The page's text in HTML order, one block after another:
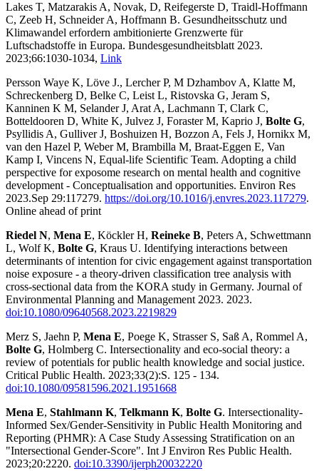
Lakes T, Matzarakis A, Novak, D, Reifegerste D, Traidl-Hoffmann
C, Zeeb H, Schneider A, Hoffmann B. Gesundheitsschutz und
Klimawandel erfordern ambitionierte Grenzwerte für
Luftschadstoffe in Europa. Bundesgesundheitsblatt 2023.
2023;66:1030-1034, Link
Persson Waye K, Löve J., Lercher P, M Dzhambov A, Klatte M,
Schreckenberg D, Belke C, Leist L, Ristovska G, Jeram S,
Kanninen K M, Selander J, Arat A, Lachmann T, Clark C,
Botteldooren D, White K, Julvez J, Foraster M, Kaprio J, Bolte G,
Psyllidis A, Gulliver J, Boshuizen H, Bozzon A, Fels J, Hornikx M,
van den Hazel P, Weber M, Brambilla M, Braat-Eggen E, Van
Kamp I, Vincens N, Equal-life Scientific Team. Adopting a child
perspective for exposome research on mental health and cognitive
development - Conceptualisation and opportunities. Environ Res
2023.Sep 29:117279. https://doi.org/10.1016/j.envres.2023.117279.
Online ahead of print
Riedel N, Mena E, Köckler H, Reineke B, Peters A, Schwettmann
L, Wolf K, Bolte G, Kraus U. Identifying interactions between
determinants of intention for civic engagement against transportation
noise exposure - a theory-driven classification tree analysis with
cross-sectional data from the KORA study in Germany. Journal of
Environmental Planning and Management 2023. 2023.
doi:10.1080/09640568.2023.2219829
Merz S, Jaehn P, Mena E, Poege K, Strasser S, Saß A, Rommel A,
Bolte G, Holmberg C. Intersectionality and eco-social theory: a
review of potentials for public health knowledge and social justice.
Critical Public Health. 2023;33(2):S. 125 - 134.
doi:10.1080/09581596.2021.1951668
Mena E, Stahlmann K, Telkmann K, Bolte G. Intersectionality-
Informed Sex/Gender-Sensitivity in Public Health Monitoring and
Reporting (PHMR): A Case Study Assessing Stratification on an
"Intersectional Gender-Score". Int J Environ Res Public Health.
2023;20:2220. doi:10.3390/ijerph20032220